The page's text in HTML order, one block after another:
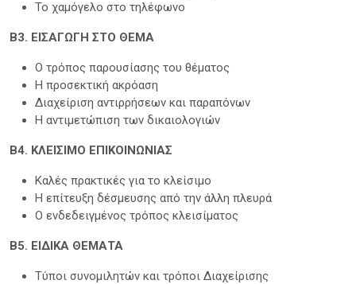
Το χαμόγελο στο τηλέφωνο
Β3. ΕΙΣΑΓΩΓΗ ΣΤΟ ΘΕΜΑ
Ο τρόπος παρουσίασης του θέματος
Η προσεκτική ακρόαση
Διαχείριση αντιρρήσεων και παραπόνων
Η αντιμετώπιση των δικαιολογιών
Β4. ΚΛΕΙΣΙΜΟ ΕΠΙΚΟΙΝΩΝΙΑΣ
Καλές πρακτικές για το κλείσιμο
Η επίτευξη δέσμευσης από την άλλη πλευρά
Ο ενδεδειγμένος τρόπος κλεισίματος
Β5. ΕΙΔΙΚΑ ΘΕΜΑΤΑ
Τύποι συνομιλητών και τρόποι Διαχείρισης